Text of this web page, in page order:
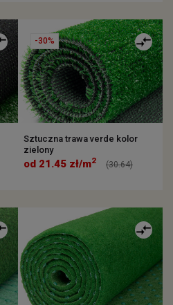
-30%
Sztuczna trawa verde kolor
zielony
od 21.45 zł/m2 (30.64)